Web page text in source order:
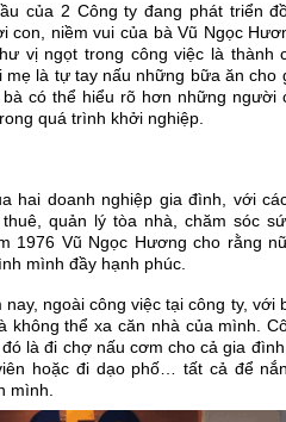
của 2 Công ty đang phát triển
con, niềm vui của bà Vũ Ngọc
vị ngọt trong công việc là thành
là tự tay nấu những bữa ăn cho
có thể hiểu rõ hơn những người
quá trình khởi nghiệp.
hai doanh nghiệp gia đình, với
quản lý tòa nhà, chăm sóc
1976 Vũ Ngọc Hương cho rằng
mình đầy hạnh phúc.
ngoài công việc tại công ty, với
không thể xa căn nhà của mình.
là đi chợ nấu cơm cho cả gia
hoặc đi dạo phố… tất cả để
mình.